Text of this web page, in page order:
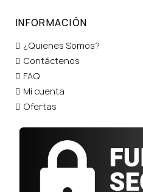
INFORMACIÓN
¿Quienes Somos?
Contáctenos
FAQ
Mi cuenta
Ofertas